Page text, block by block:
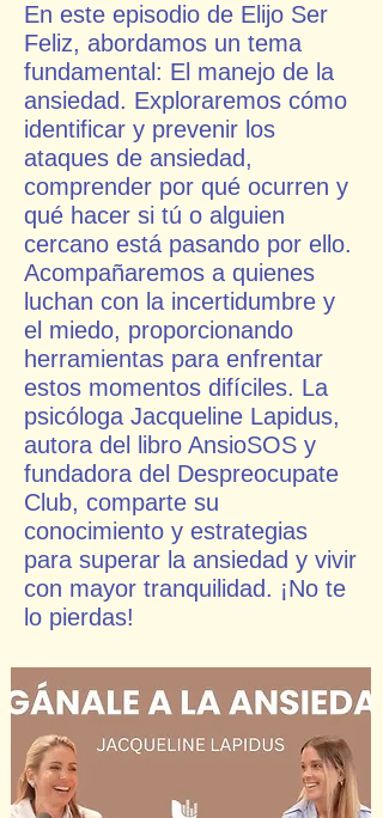
En este episodio de Elijo Ser
Feliz, abordamos un tema
fundamental: El manejo de la
ansiedad. Exploraremos cómo
identificar y prevenir los
ataques de ansiedad,
comprender por qué ocurren y
qué hacer si tú o alguien
cercano está pasando por ello.
Acompañaremos a quienes
luchan con la incertidumbre y
el miedo, proporcionando
herramientas para enfrentar
estos momentos difíciles. La
psicóloga Jacqueline Lapidus,
autora del libro AnsioSOS y
fundadora del Despreocupate
Club, comparte su
conocimiento y estrategias
para superar la ansiedad y vivir
con mayor tranquilidad. ¡No te
lo pierdas!